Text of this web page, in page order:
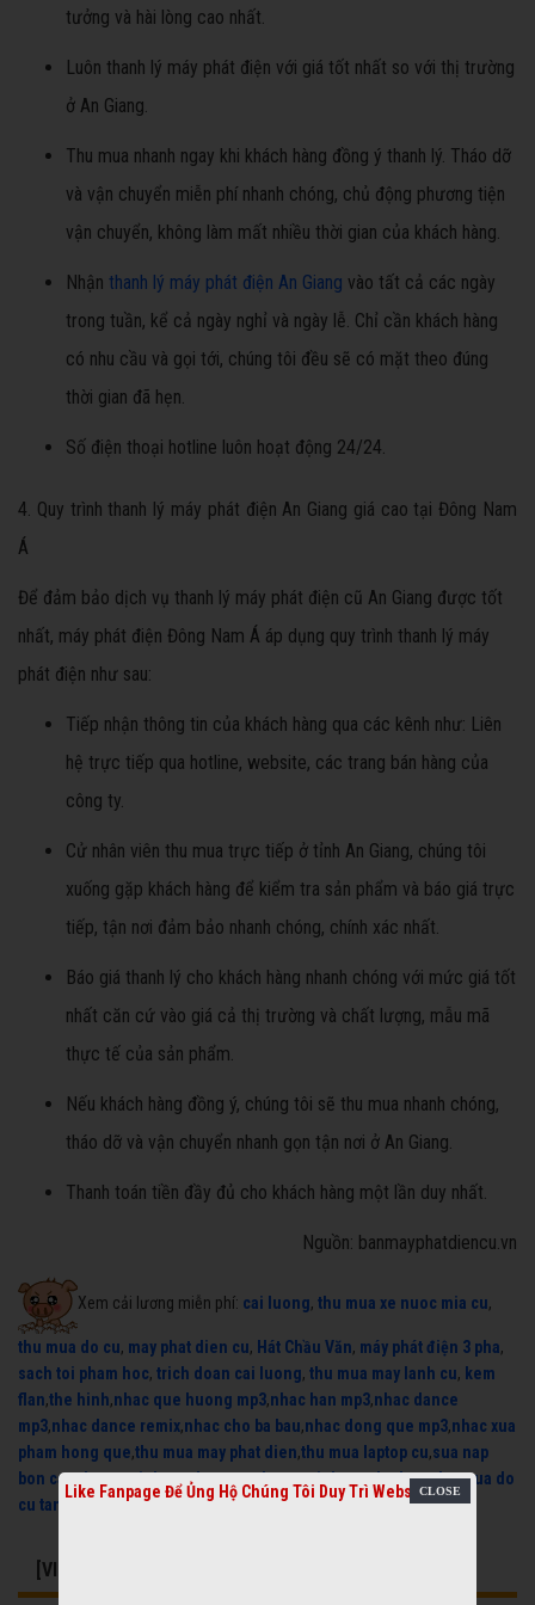
tưởng và hài lòng cao nhất.
Luôn thanh lý máy phát điện với giá tốt nhất so với thị trường
ở An Giang.
Thu mua nhanh ngay khi khách hàng đồng ý thanh lý. Tháo dỡ
và vận chuyển miễn phí nhanh chóng, chủ động phương tiện
vận chuyển, không làm mất nhiều thời gian của khách hàng.
Nhận thanh lý máy phát điện An Giang vào tất cả các ngày
trong tuần, kể cả ngày nghỉ và ngày lễ. Chỉ cần khách hàng
có nhu cầu và gọi tới, chúng tôi đều sẽ có mặt theo đúng
thời gian đã hẹn.
Số điện thoại hotline luôn hoạt động 24/24.
4. Quy trình thanh lý máy phát điện An Giang giá cao tại Đông Nam
Á
Để đảm bảo dịch vụ thanh lý máy phát điện cũ An Giang được tốt
nhất, máy phát điện Đông Nam Á áp dụng quy trình thanh lý máy
phát điện như sau:
Tiếp nhận thông tin của khách hàng qua các kênh như: Liên
hệ trực tiếp qua hotline, website, các trang bán hàng của
công ty.
Cử nhân viên thu mua trực tiếp ở tỉnh An Giang, chúng tôi
xuống gặp khách hàng để kiểm tra sản phẩm và báo giá trực
tiếp, tận nơi đảm bảo nhanh chóng, chính xác nhất.
Báo giá thanh lý cho khách hàng nhanh chóng với mức giá tốt
nhất căn cứ vào giá cả thị trường và chất lượng, mẫu mã
thực tế của sản phẩm.
Nếu khách hàng đồng ý, chúng tôi sẽ thu mua nhanh chóng,
tháo dỡ và vận chuyển nhanh gọn tận nơi ở An Giang.
Thanh toán tiền đầy đủ cho khách hàng một lần duy nhất.
Nguồn: banmayphatdiencu.vn
Xem cải lương miễn phí: cai luong, thu mua xe nuoc mia cu,
thu mua do cu, may phat dien cu, Hát Chầu Văn, máy phát điện 3 pha,
sach toi pham hoc, trich doan cai luong, thu mua may lanh cu, kem
flan,the hinh,nhac que huong mp3,nhac han mp3,nhac dance
mp3,nhac dance remix,nhac cho ba bau,nhac dong que mp3,nhac xua
pham hong que,thu mua may phat dien,thu mua laptop cu,sua nap
bon cau thong minh,sua bon cau thong minh,may lanh cu,thu mua do
cu tan binh
laptop cu
[VIDEO] CÓ THỂ BẠN QUAN TÂM
Like Fanpage Để Ủng Hộ Chúng Tôi Duy Trì Website